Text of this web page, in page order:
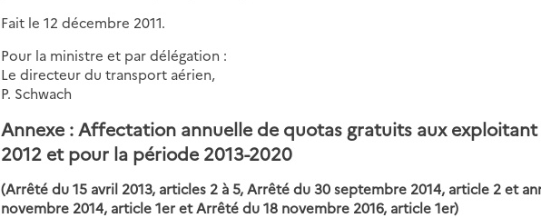
Fait le 12 décembre 2011.
Pour la ministre et par délégation :
Le directeur du transport aérien,
P. Schwach
Annexe : Affectation annuelle de quotas gratuits aux
2012 et pour la période 2013-2020
(Arrêté du 15 avril 2013, articles 2 à 5, Arrêté du 30 septembre 2014, article 2 et
novembre 2014, article 1er et Arrêté du 18 novembre 2016, article 1er)